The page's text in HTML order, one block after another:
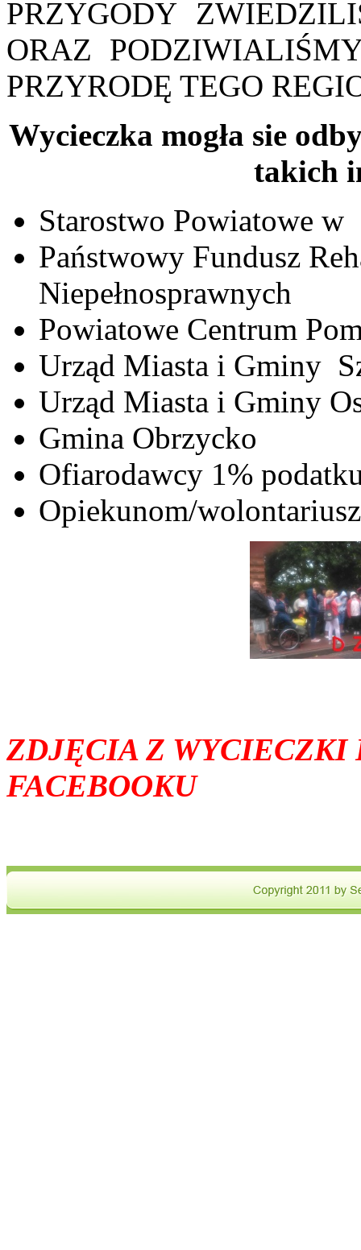
PRZYGODY
ORAZ
PRZYRODĘ TEGO
Wycieczka mogła sie
takich
Starostwo Powiatowe w
Państwowy Fundusz
Niepełnosprawnych
Powiatowe Centrum
Urząd Miasta i Gminy
Urząd Miasta i Gminy
Gmina Obrzycko
Ofiarodawcy 1%
Opiekunom/
ZDJĘCIA Z WYCIECZKI
FACEBOOKU